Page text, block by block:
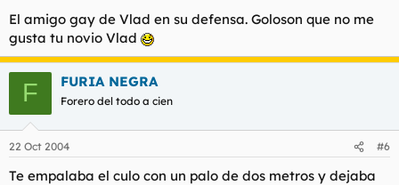
El amigo gay de Vlad en su defensa. Goloson que no me
gusta tu novio Vlad
F FURIA NEGRA
Forero del todo a cien
22 Oct 2004 #6
Te empalaba el culo con un palo de dos metros y dejaba